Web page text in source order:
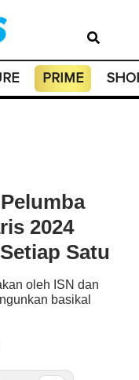
PRIME
2024
Satu
oleh ISN dan
basikal